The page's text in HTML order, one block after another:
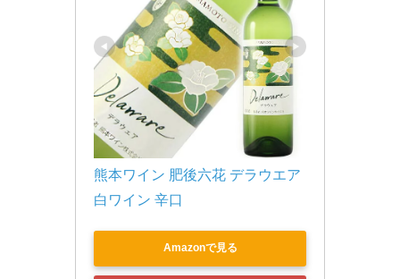
熊本ワイン 肥後六花 デラウエア
白ワイン 辛口
Amazonで見る